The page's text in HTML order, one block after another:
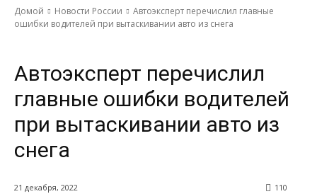
Домой Новости России
Автоэксперт перечислил главные
ошибки водителей при вытаскивании авто из снега
Автоэксперт перечислил
главные ошибки водителей
при вытаскивании авто из
снега
21 декабря, 2022 110